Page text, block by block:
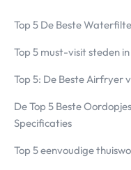
Top 5 De Beste
Top 5 must-visit steden
Top 5: De Beste Airfryer
De Top 5 Beste
Specificaties
Top 5 eenvoudige